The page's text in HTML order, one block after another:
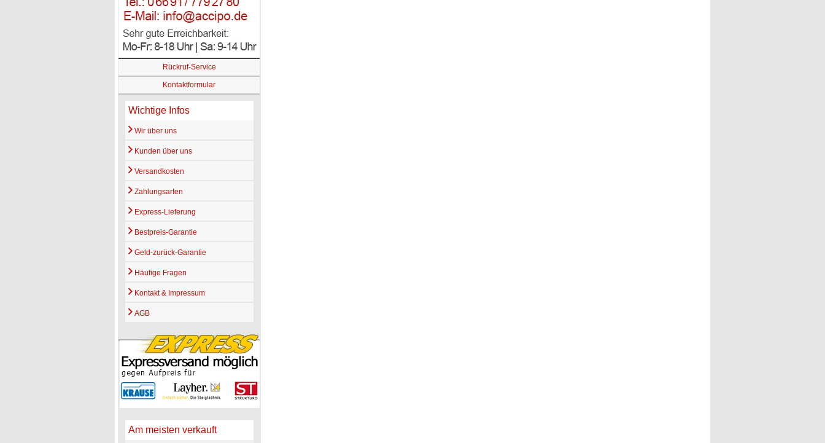
Rückruf-Service
Kontaktformular
Wichtige Infos
Wir über uns
Kunden über uns
Versandkosten
Zahlungsarten
Express-Lieferung
Bestpreis-Garantie
Geld-zurück-Garantie
Häufige Fragen
Kontakt & Impressum
AGB
Am meisten verkauft